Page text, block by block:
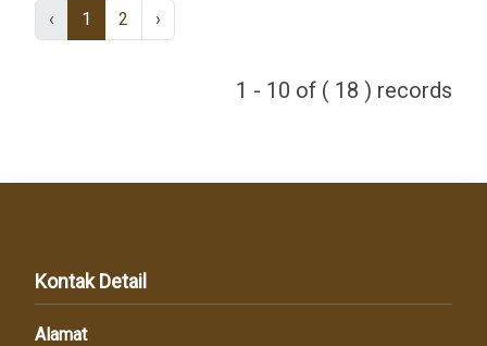
‹ 1 2 ›
1 - 10 of ( 18 ) records
Kontak Detail
Alamat